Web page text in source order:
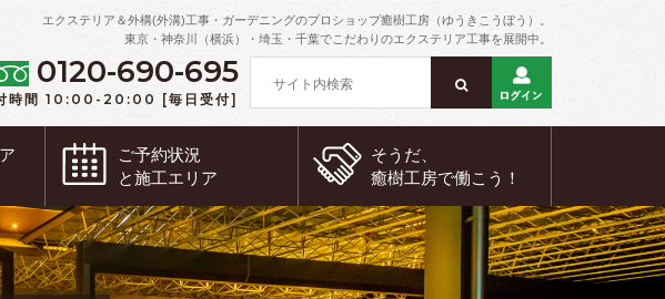
エクステリア＆外構(外溝)工事・ガーデニングのプロショップ癒樹工房（ゆうきこうぼう）。
東京・神奈川（横浜）・埼玉・千葉でこだわりのエクステリア工事を展開中。
0120-690-695
時間 10:00-20:00 [毎日受付]
ご予約状況
と施工エリア
そうだ、
癒樹工房で働こう！